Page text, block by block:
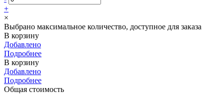
+
×
Выбрано максимальное количество, доступное для заказа
В корзину
Добавлено
Подробнее
В корзину
Добавлено
Подробнее
Общая стоимость